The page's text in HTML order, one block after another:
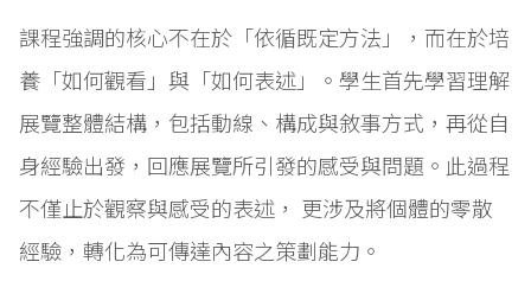
課程強調的核心不在於「依循既定方法」，而在於培
養「如何觀看」與「如何表述」。學生首先學習理解
展覽整體結構，包括動線、構成與敘事方式，再從自
身經驗出發，回應展覽所引發的感受與問題。此過程
不僅止於觀察與感受的表述， 更涉及將個體的零散
經驗，轉化為可傳達內容之策劃能力。